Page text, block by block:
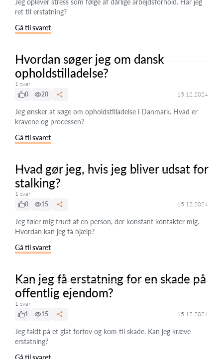
Jeg oplever stress som følge af dårlige arbejdsforhold. Har jeg
ret til erstatning?
Gå til svaret
Hvordan søger jeg om dansk
opholdstilladelse?
1 svar
0
20 15.12.2024
Jeg ønsker at søge om opholdstilladelse i Danmark. Hvad er
kravene og processen?
Gå til svaret
Hvad gør jeg, hvis jeg bliver udsat for
stalking?
1 svar
0
15 15.12.2024
Jeg føler mig truet af en person, der konstant kontakter mig.
Hvordan kan jeg få hjælp?
Gå til svaret
Kan jeg få erstatning for en skade på
offentlig ejendom?
1 svar
1
15 15.12.2024
Jeg faldt på et glat fortov og kom til skade. Kan jeg kræve
erstatning?
Gå til svaret